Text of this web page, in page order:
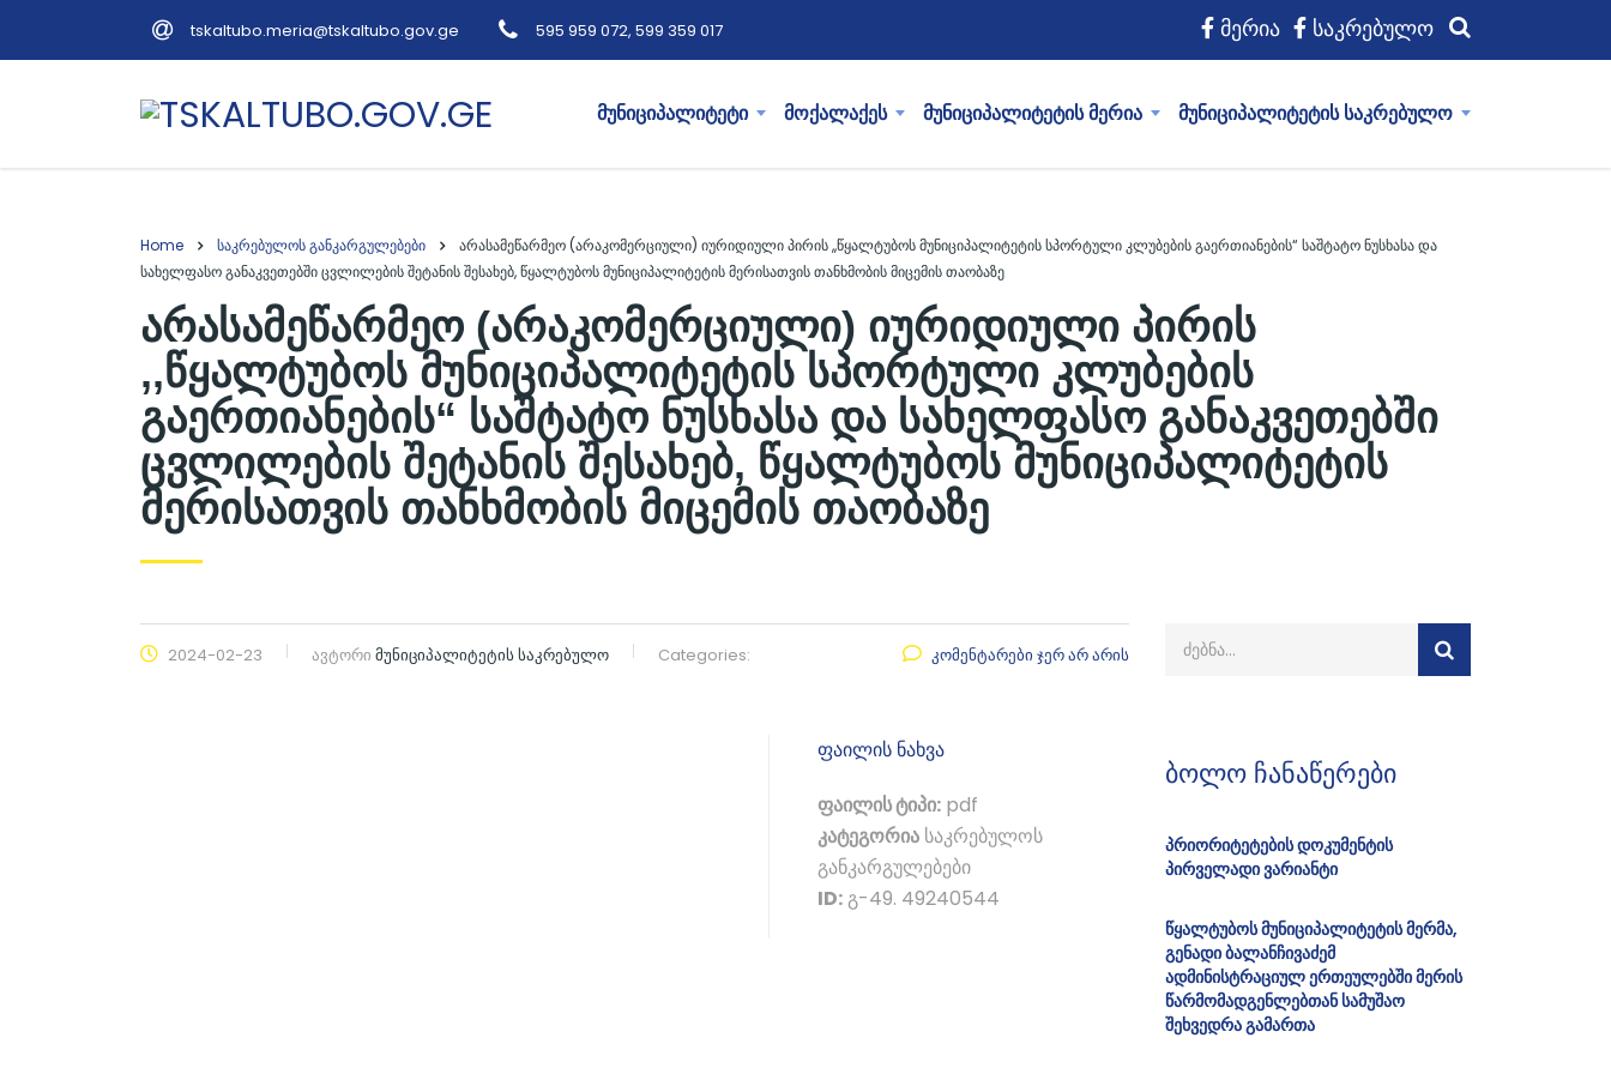
tskaltubo.meria@tskaltubo.gov.ge 595 959 072, 599 359 017 მერია საკრებულო
მუნიციპალიტეტი მოქალაქეს მუნიციპალიტეტის მერია მუნიციპალიტეტის საკრებულო
Home საკრებულოს განკარგულებები
არასამეწარმეო (არაკომერციული) იურიდიული პირის ,,წყალტუბოს მუნიციპალიტეტის სპორტული კლუბების გაერთიანების“ საშტატო ნუსხასა და
სახელფასო განაკვეთებში ცვლილების შეტანის შესახებ, წყალტუბოს მუნიციპალიტეტის მერისათვის თანხმობის მიცემის თაობაზე
არასამეწარმეო (არაკომერციული) იურიდიული პირის
,,წყალტუბოს მუნიციპალიტეტის სპორტული კლუბების
გაერთიანების“ საშტატო ნუსხასა და სახელფასო განაკვეთებში
ცვლილების შეტანის შესახებ, წყალტუბოს მუნიციპალიტეტის
მერისათვის თანხმობის მიცემის თაობაზე
2024-02-23 ავტორი მუნიციპალიტეტის საკრებულო Categories: კომენტარები ჯერ არ არის
ფაილის ნახვა
ფაილის ტიპი:pdf
კატეგორიასაკრებულოს
განკარგულებები
ID:გ-49. 49240544
ბოლო ჩანაწერები
პრიორიტეტების დოკუმენტის
პირველადი ვარიანტი
წყალტუბოს მუნიციპალიტეტის მერმა,
გენადი ბალანჩივაძემ
ადმინისტრაციულ ერთეულებში მერის
წარმომადგენლებთან სამუშაო
შეხვედრა გამართა